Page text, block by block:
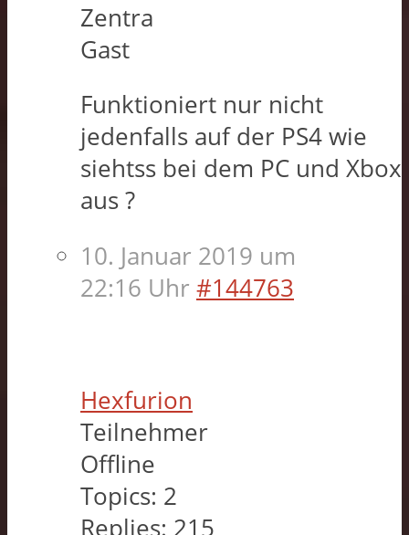
Zentra
Gast
Funktioniert nur nicht
jedenfalls auf der PS4 wie
siehtss bei dem PC und Xbox
aus ?
10. Januar 2019 um
22:16 Uhr #144763
Hexfurion
Teilnehmer
Offline
Topics: 2
Replies: 215